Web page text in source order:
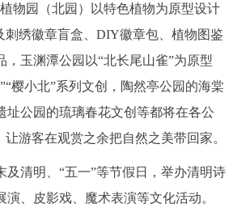
物园（北园）以特色植物为原型设计
刺绣徽章盲盒、DIY徽章包、植物图鉴
，玉渊潭公园以“北长尾山雀”为原型
樱小北”系列文创，陶然亭公园的海棠
址公园的琉璃春花文创等都将在各公
让游客在观赏之余把自然之美带回家。
清明、“五一”等节假日，举办清明诗
、皮影戏、魔术表演等文化活动。